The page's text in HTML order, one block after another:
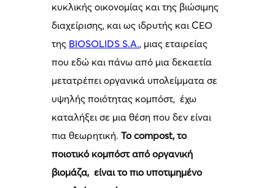
κυκλικής οικονομίας και της βιώσιμης
διαχείρισης, και ως ιδρυτής και CEO
της BIOSOLIDS S.A., μιας εταιρείας
που εδώ και πάνω από μια δεκαετία
μετατρέπει οργανικά υπολείμματα σε
υψηλής ποιότητας κομπόστ, έχω
καταλήξει σε μια θέση που δεν είναι
πια θεωρητική.Τοcompost, το
ποιοτικό κομπόστ από οργανική
βιομάζα, είναι το πιο υποτιμημένο